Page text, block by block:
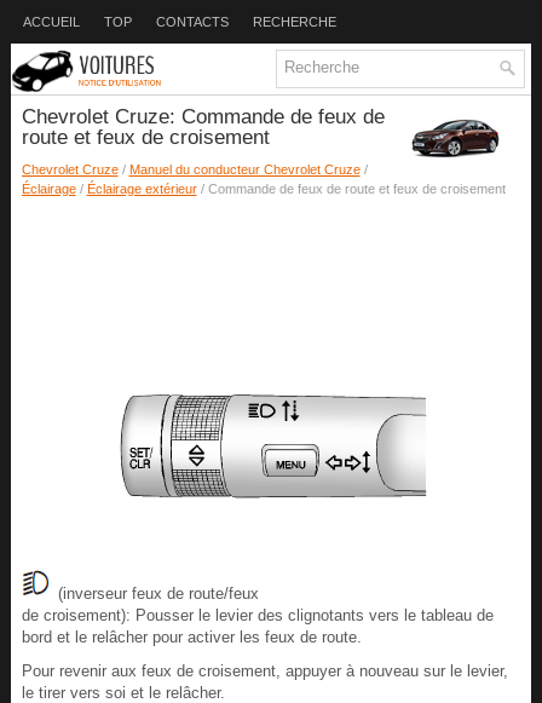
ACCUEIL TOP CONTACTS RECHERCHE
Chevrolet Cruze: Commande de feux de
route et feux de croisement
Chevrolet Cruze/ Manuel du conducteur Chevrolet Cruze/
Éclairage/ Éclairage extérieur/ Commande de feux de route et feux de croisement
(inverseur feux de route/feux
de croisement): Pousser le levier des clignotants vers le tableau de
bord et le relâcher pour activer les feux de route.
Pour revenir aux feux de croisement, appuyer à nouveau sur le levier,
le tirer vers soi et le relâcher.